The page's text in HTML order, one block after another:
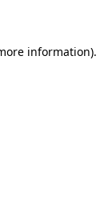
information).